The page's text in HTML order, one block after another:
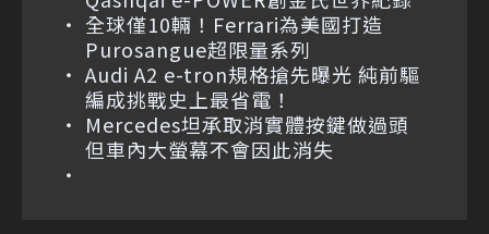
全球僅10輛！Ferrari為美國打造
Purosangue超限量系列
Audi A2 e-tron規格搶先曝光 純前驅
編成挑戰史上最省電！
Mercedes坦承取消實體按鍵做過頭
但車內大螢幕不會因此消失